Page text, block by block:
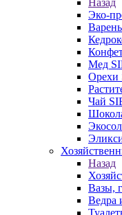
Назад
Эко-
Мед
Орехи
Чай
Назад
Вазы,
Ведра